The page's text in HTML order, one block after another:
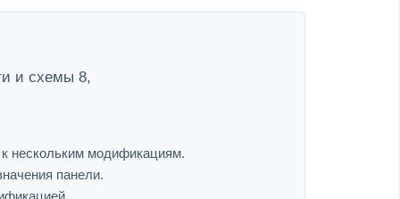
и схемы 8,
нескольким модификациям.
панели.